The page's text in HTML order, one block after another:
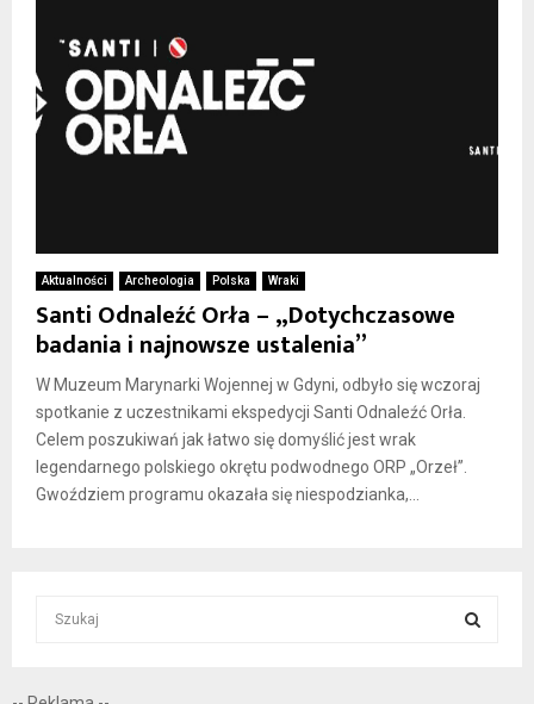
Aktualności Archeologia Polska Wraki
Santi Odnaleźć Orła – „Dotychczasowe
badania i najnowsze ustalenia”
W Muzeum Marynarki Wojennej w Gdyni, odbyło się wczoraj
spotkanie z uczestnikami ekspedycji Santi Odnaleźć Orła.
Celem poszukiwań jak łatwo się domyślić jest wrak
legendarnego polskiego okrętu podwodnego ORP „Orzeł”.
Gwoździem programu okazała się niespodzianka,...